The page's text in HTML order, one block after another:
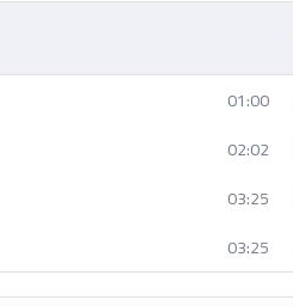
01:00
02:02
03:25
03:25